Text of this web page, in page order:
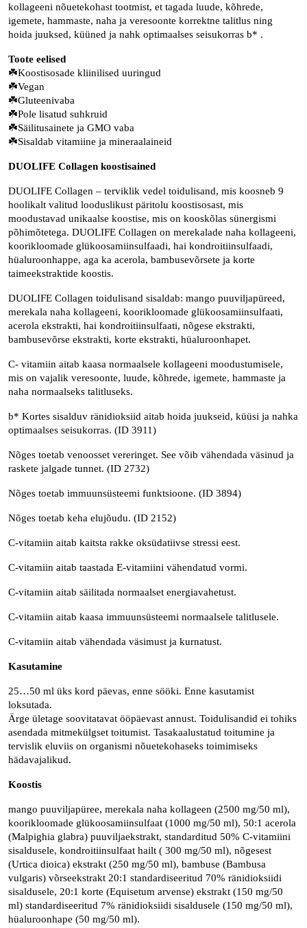
kollageeni nõuetekohast tootmist, et tagada luude, kõhrede,
igemete, hammaste, naha ja veresoonte korrektne talitlus ning
hoida juuksed, küüned ja nahk optimaalses seisukorras b* .
Toote eelised
☘️Koostisosade kliinilised uuringud
☘️Vegan
☘️Gluteenivaba
☘️Pole lisatud suhkruid
☘️Säilitusainete ja GMO vaba
☘️Sisaldab vitamiine ja mineraalaineid
DUOLIFE Collagen koostisained
DUOLIFE Collagen – terviklik vedel toidulisand, mis koosneb 9
hoolikalt valitud looduslikust päritolu koostisosast, mis
moodustavad unikaalse koostise, mis on kooskõlas sünergismi
põhimõtetega. DUOLIFE Collagen on merekalade naha kollageeni,
koorikloomade glükoosamiinsulfaadi, hai kondroitiinsulfaadi,
hüaluroonhappe, aga ka acerola, bambusevõrsete ja korte
taimeekstraktide koostis.
DUOLIFE Collagen toidulisand sisaldab: mango puuviljapüreed,
merekala naha kollageeni, koorikloomade glükoosamiinsulfaati,
acerola ekstrakti, hai kondroitiinsulfaati, nõgese ekstrakti,
bambusevõrse ekstrakti, korte ekstrakti, hüaluroonhapet.
C- vitamiin aitab kaasa normaalsele kollageeni moodustumisele,
mis on vajalik veresoonte, luude, kõhrede, igemete, hammaste ja
naha normaalseks talitluseks.
b* Kortes sisalduv ränidioksiid aitab hoida juukseid, küüsi ja nahka
optimaalses seisukorras. (ID 3911)
Nõges toetab venoosset vereringet. See võib vähendada väsinud ja
raskete jalgade tunnet. (ID 2732)
Nõges toetab immuunsüsteemi funktsioone. (ID 3894)
Nõges toetab keha elujõudu. (ID 2152)
C-vitamiin aitab kaitsta rakke oksüdatiivse stressi eest.
C-vitamiin aitab taastada E-vitamiini vähendatud vormi.
C-vitamiin aitab säilitada normaalset energiavahetust.
C-vitamiin aitab kaasa immuunsüsteemi normaalsele talitlusele.
C-vitamiin aitab vähendada väsimust ja kurnatust.
Kasutamine
25…50 ml üks kord päevas, enne sööki. Enne kasutamist
loksutada.
Ärge ületage soovitatavat ööpäevast annust. Toidulisandid ei tohiks
asendada mitmekülgset toitumist. Tasakaalustatud toitumine ja
tervislik eluviis on organismi nõuetekohaseks toimimiseks
hädavajalikud.
Koostis
mango puuviljapüree, merekala naha kollageen (2500 mg/50 ml),
koorikloomade glükoosamiinsulfaat (1000 mg/50 ml), 50:1 acerola
(Malpighia glabra) puuviljaekstrakt, standarditud 50% C-vitamiini
sisaldusele, kondroitiinsulfaat hailt ( 300 mg/50 ml), nõgesest
(Urtica dioica) ekstrakt (250 mg/50 ml), bambuse (Bambusa
vulgaris) võrseekstrakt 20:1 standardiseeritud 70% ränidioksiidi
sisaldusele, 20:1 korte (Equisetum arvense) ekstrakt (150 mg/50
ml) standardiseeritud 7% ränidioksiidi sisaldusele (150 mg/50 ml),
hüaluroonhape (50 mg/50 ml).